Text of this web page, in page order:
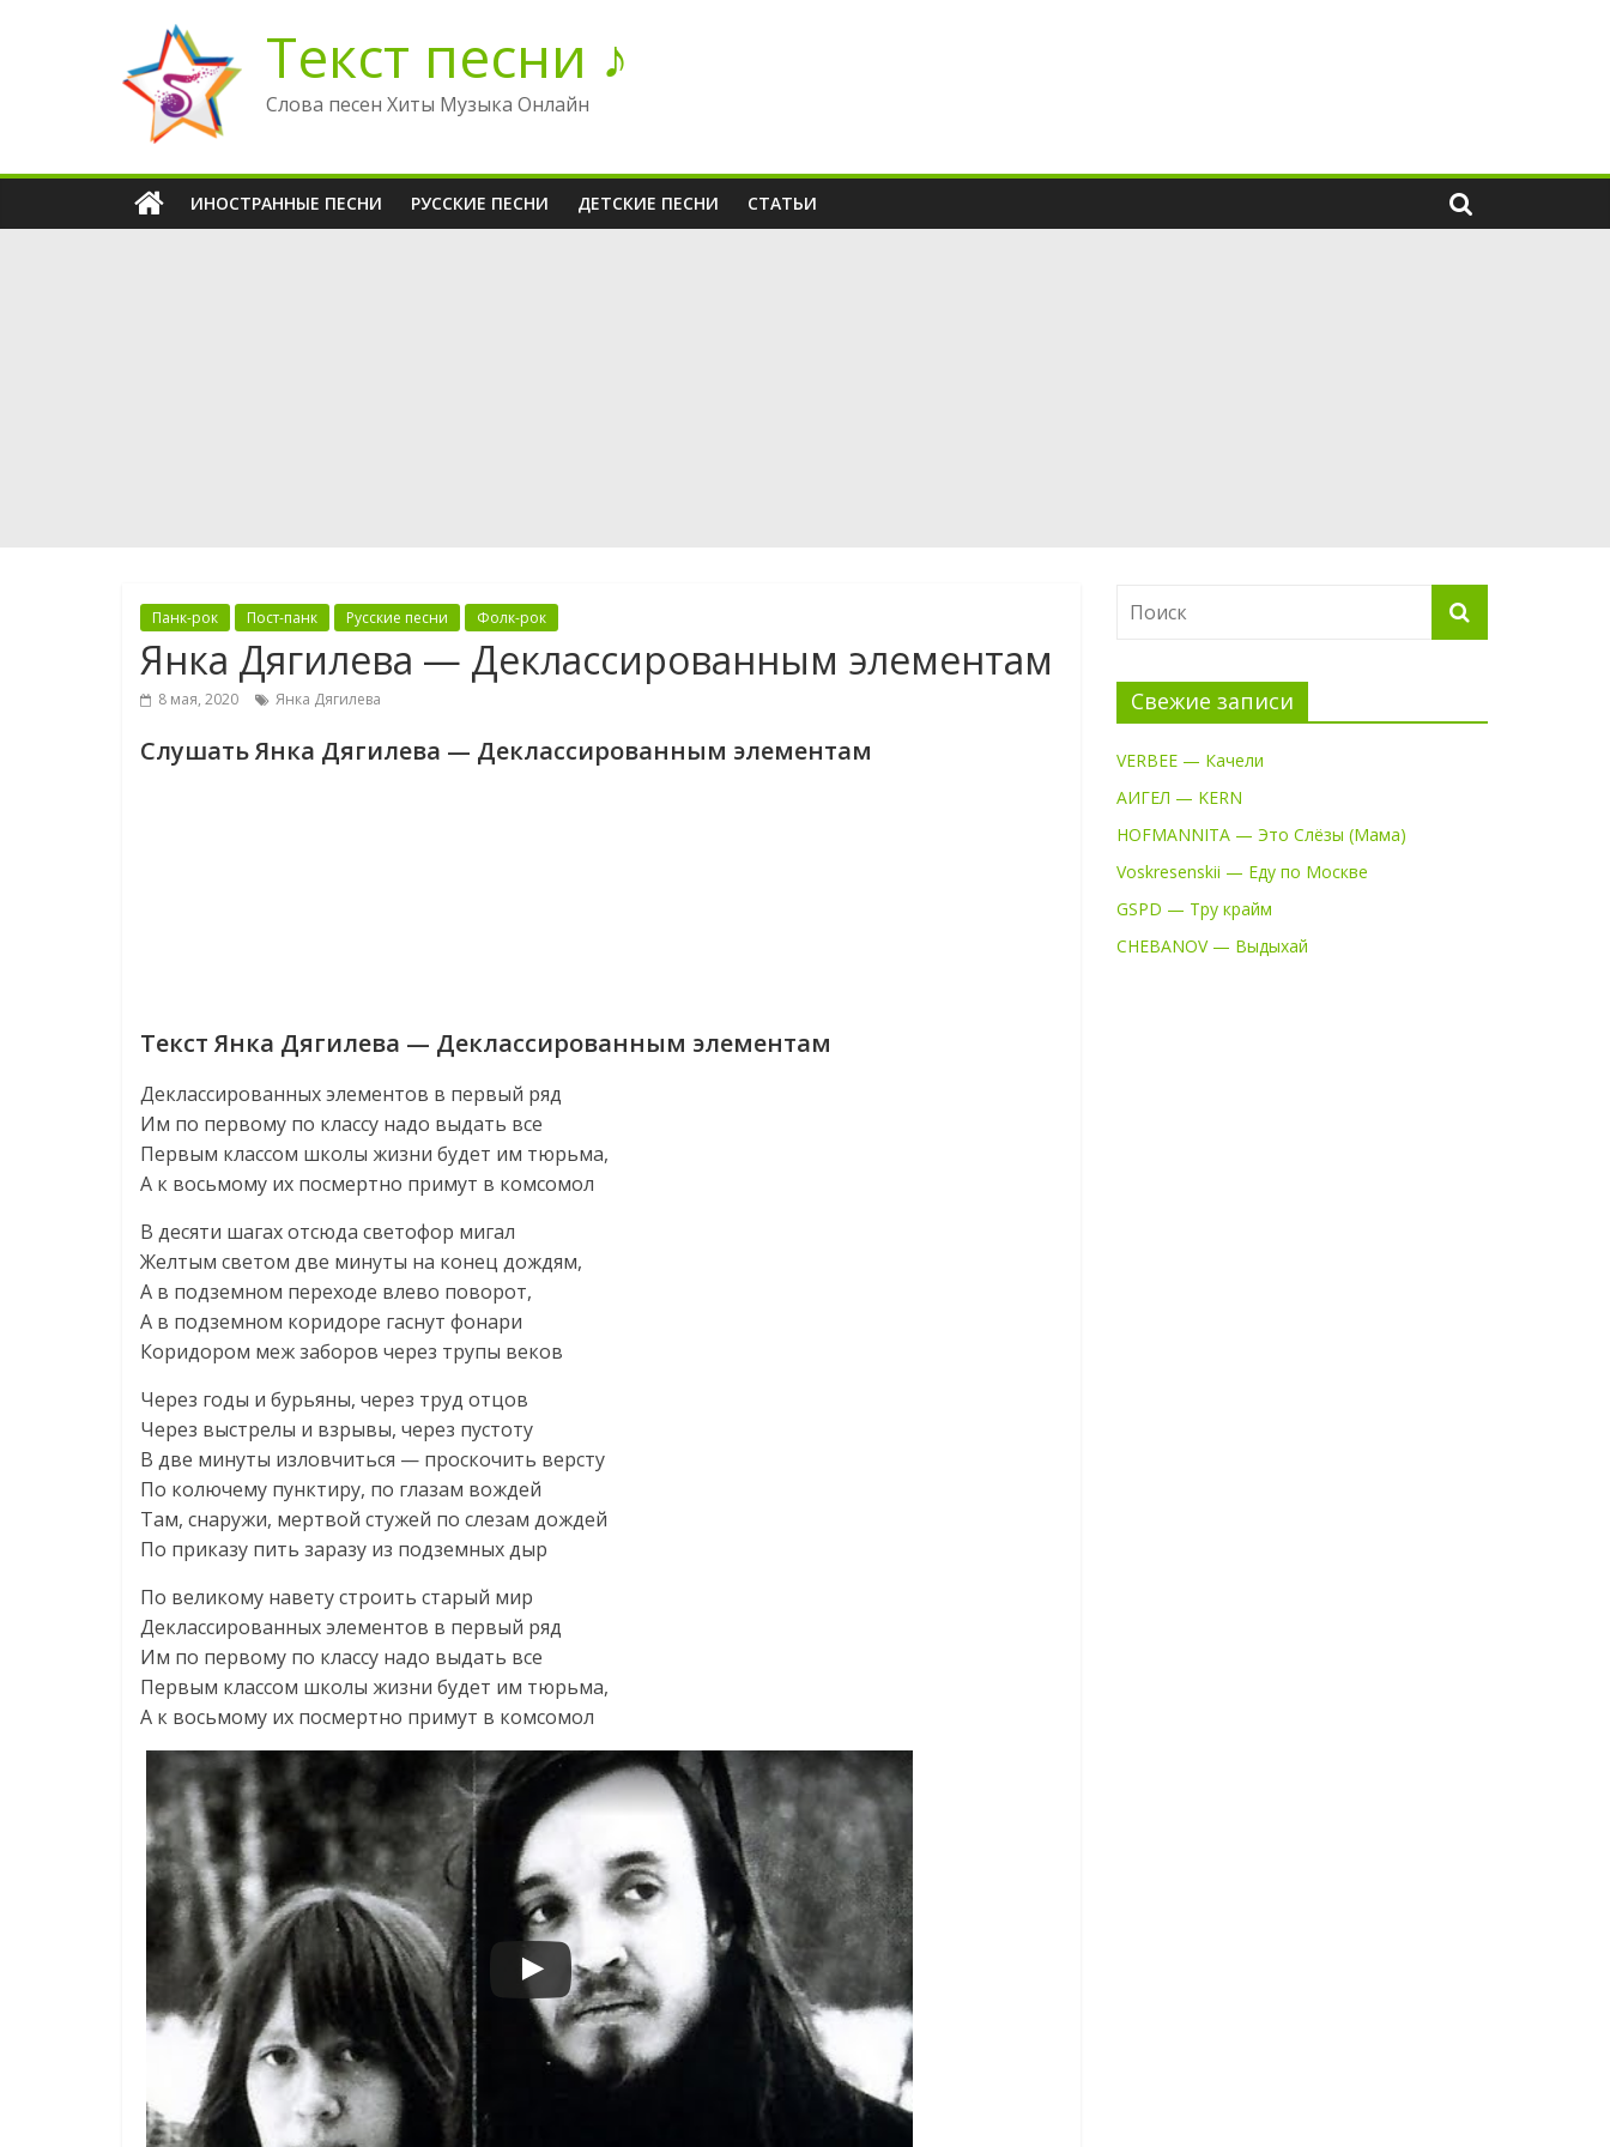
содержимому
Текст песни ♪
Слова песен Хиты Музыка Онлайн
ИНОСТРАННЫЕ ПЕСНИ РУССКИЕ ПЕСНИ ДЕТСКИЕ ПЕСНИ СТАТЬИ
Панк-рок Пост-панк Русские песни Фолк-рок
Янка Дягилева — Деклассированным элементам
8 мая, 2020 Янка Дягилева
Слушать Янка Дягилева — Деклассированным элементам
Текст Янка Дягилева — Деклассированным элементам
Деклассированных элементов в первый ряд
Им по первому по классу надо выдать все
Первым классом школы жизни будет им тюрьма,
А к восьмому их посмертно примут в комсомол
В десяти шагах отсюда светофор мигал
Желтым светом две минуты на конец дождям,
А в подземном переходе влево поворот,
А в подземном коридоре гаснут фонари
Коридором меж заборов через трупы веков
Через годы и бурьяны, через труд отцов
Через выстрелы и взрывы, через пустоту
В две минуты изловчиться — проскочить версту
По колючему пунктиру, по глазам вождей
Там, снаружи, мертвой стужей по слезам дождей
По приказу пить заразу из подземных дыр
По великому навету строить старый мир
Деклассированных элементов в первый ряд
Им по первому по классу надо выдать все
Первым классом школы жизни будет им тюрьма,
А к восьмому их посмертно примут в комсомол
Свежие записи
VERBEE — Качели
АИГЕЛ — KERN
HOFMANNITA — Это Слёзы (Мама)
Voskresenskii — Еду по Москве
GSPD — Тру крайм
CHEBANOV — Выдыхай